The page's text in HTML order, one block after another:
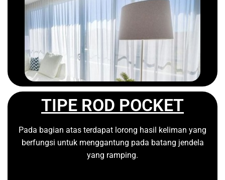
TIPE ROD POCKET
Pada bagian atas terdapat lorong hasil keliman yang
berfungsi untuk menggantung pada batang jendela
yang ramping.